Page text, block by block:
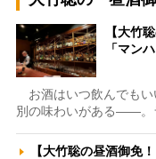
【大竹
「マン
お酒はいつ飲んでもい
別の味わいがある――。
【大竹聡の昼酒御免